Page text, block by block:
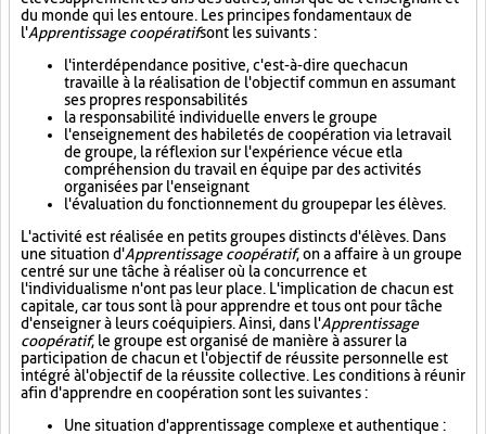
du monde qui les entoure. Les principes fondamentaux de
l'Apprentissage coopératifsont les suivants :
l'interdépendance positive, c'est-à-dire que chacun
travaille à la réalisation de l'objectif commun en assumant
ses propres responsabilités
la responsabilité individuelle envers le groupe
l'enseignement des habiletés de coopération via le travail
de groupe, la réflexion sur l'expérience vécue et la
compréhension du travail en équipe par des activités
organisées par l'enseignant
l'évaluation du fonctionnement du groupe par les élèves.
L'activité est réalisée en petits groupes distincts d'élèves. Dans
une situation d'Apprentissage coopératif, on a affaire à un groupe
centré sur une tâche à réaliser où la concurrence et
l'individualisme n'ont pas leur place. L'implication de chacun est
capitale, car tous sont là pour apprendre et tous ont pour tâche
d'enseigner à leurs coéquipiers. Ainsi, dans l'Apprentissage
coopératif, le groupe est organisé de manière à assurer la
participation de chacun et l'objectif de réussite personnelle est
intégré à l'objectif de la réussite collective. Les conditions à réunir
afin d'apprendre en coopération sont les suivantes :
Une situation d'apprentissage complexe et authentique :